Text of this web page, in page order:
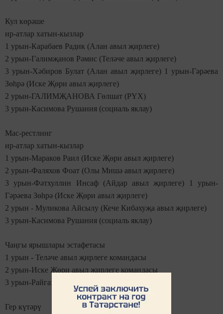
Кул көрәше
ир-атлар хатын-кызлар
1 урын-Карабаев Радик (Алан авыл җирлеге)
2 урын-Галимҗанов Рәмис (Теләче авыл җирлеге)
3 урын-Хәбиров Булат (Алан авыл җирлеге) 1 урын-Гәрәева
Зөһрә (Иске Җөри авыл җирлеге)
2 урын-ГАЛИМҖАНОВА Гөлшат (РҮХ)
3 урын-Касимова Рушания (социаль яклау)
Мас-рестлинг
ир-атлар хатын-кызлар
1 урын-Мараков Раил (Иске Җөри авыл җирлеге)
2 урын-Фаляхов Фоат (Олы Мишә авыл җирлеге)
3 урын-Фәтхуллин Инсаф (Айдар авыл җирлеге) 1 урын-
Гәрәева Зөһрә (Иске Җөри авыл җирлеге)
2 урын - Муликова Айсылу (Кече Кибәхуҗа авыл җирлеге)
3 урын-Касимова Рушания (социаль яклау)
Чаңгы ярышлары эстафетасы
1 урын - Теләче авыл җирлеге командасы
2 урын-Иске Җөри авыл җирлеге командасы
3 урын-Райгаз командасы
Гер күтәрү